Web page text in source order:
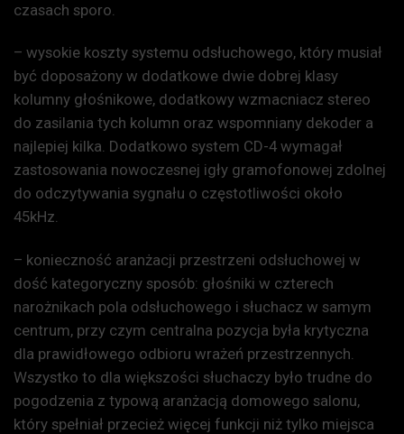
czasach sporo.
– wysokie koszty systemu odsłuchowego, który musiał
być doposażony w dodatkowe dwie dobrej klasy
kolumny głośnikowe, dodatkowy wzmacniacz stereo
do zasilania tych kolumn oraz wspomniany dekoder a
najlepiej kilka. Dodatkowo system CD-4 wymagał
zastosowania nowoczesnej igły gramofonowej zdolnej
do odczytywania sygnału o częstotliwości około
45kHz.
– konieczność aranżacji przestrzeni odsłuchowej w
dość kategoryczny sposób: głośniki w czterech
narożnikach pola odsłuchowego i słuchacz w samym
centrum, przy czym centralna pozycja była krytyczna
dla prawidłowego odbioru wrażeń przestrzennych.
Wszystko to dla większości słuchaczy było trudne do
pogodzenia z typową aranżacją domowego salonu,
który spełniał przecież więcej funkcji niż tylko miejsca